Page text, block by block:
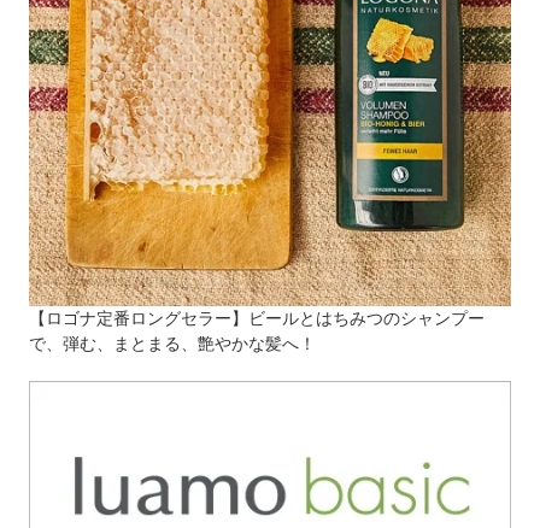
【ロゴナ定番ロングセラー】ビールとはちみつのシャンプー
で、弾む、まとまる、艶やかな髪へ！